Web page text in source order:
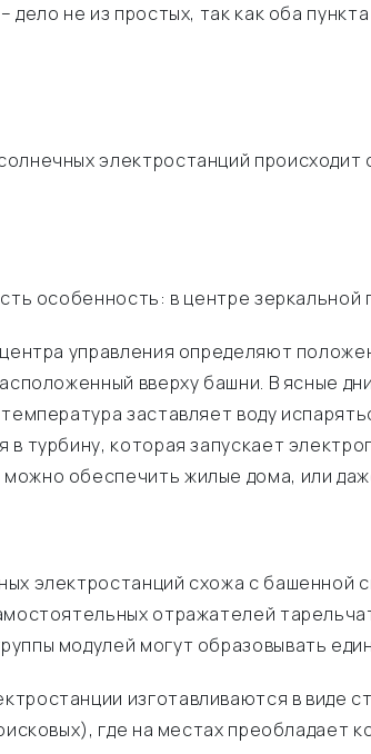
дело не из простых, так как оба
электростанций
особенность: в центре
управления определяют
вверху башни. В ясные
заставляет воду
в турбину, которая запускает
обеспечить жилые дома, или
электростанций схожа с
отражателей
модулей могут образовывать
изготавливаются в виде
где на местах преобладает